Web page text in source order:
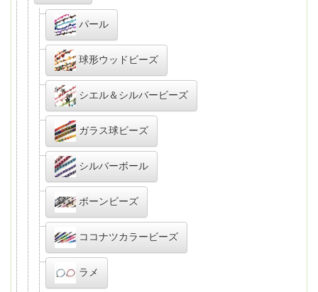
パール
球形ウッドビーズ
シエル＆シルバービーズ
ガラス球ビーズ
シルバーボール
ボーンビーズ
ココナツカラービーズ
ラメ